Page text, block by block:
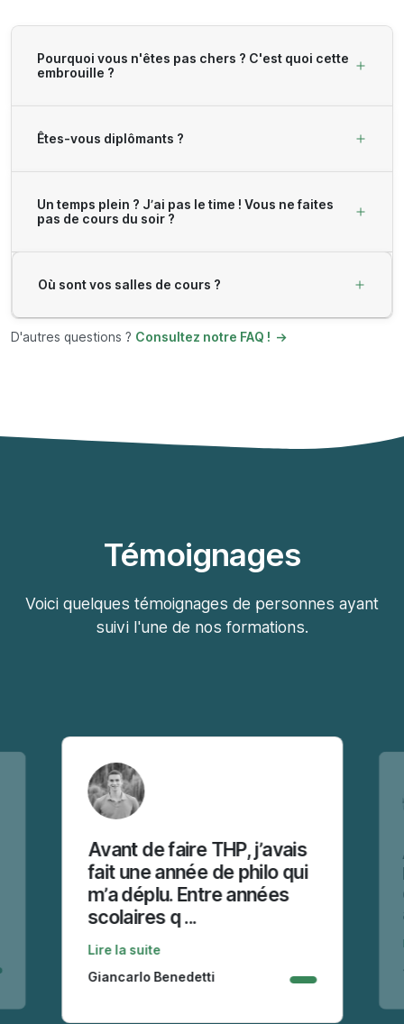
Pourquoi vous n'êtes pas chers ? C'est quoi cette
embrouille ?
Êtes-vous diplômants ?
Un temps plein ? J’ai pas le time ! Vous ne faites
pas de cours du soir ?
Où sont vos salles de cours ?
D'autres questions ? Consultez notre FAQ !
Témoignages
Voici quelques témoignages de personnes ayant
suivi l'une de nos formations.
Avant de faire THP, j’avais
fait une année de philo qui
m’a déplu. Entre années
scolaires q ...
Lire la suite
Giancarlo Benedetti